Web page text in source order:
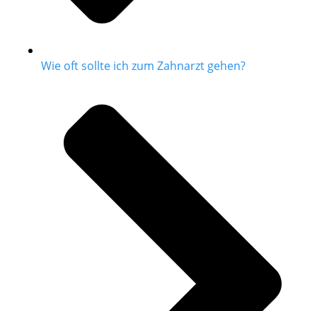
Wie oft sollte ich zum Zahnarzt gehen?